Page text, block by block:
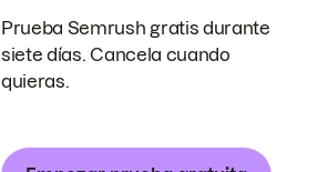
Prueba Semrush gratis durante
siete días. Cancela cuando
quieras.